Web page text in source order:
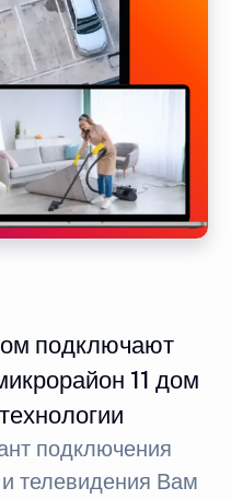
подключают
11 дом
подключения
телевидения Вам